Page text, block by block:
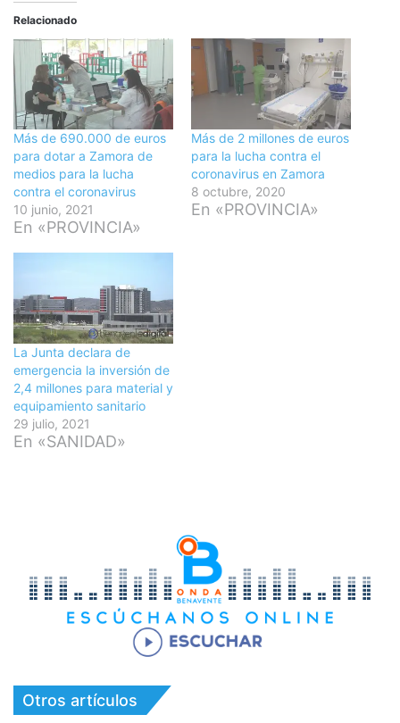
Relacionado
Más de 690.000 de euros
para dotar a Zamora de
medios para la lucha
contra el coronavirus
10 junio, 2021
En «PROVINCIA»
Más de 2 millones de euros
para la lucha contra el
coronavirus en Zamora
8 octubre, 2020
En «PROVINCIA»
La Junta declara de
emergencia la inversión de
2,4 millones para material y
equipamiento sanitario
29 julio, 2021
En «SANIDAD»
Otros artículos